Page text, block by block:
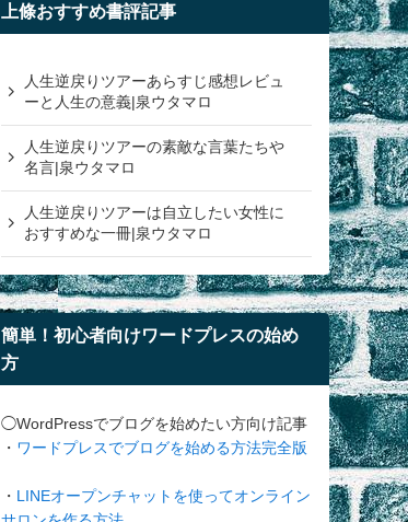
上條おすすめ書評記事
人生逆戻りツアーあらすじ感想レビュ
ーと人生の意義|泉ウタマロ
人生逆戻りツアーの素敵な言葉たちや
名言|泉ウタマロ
人生逆戻りツアーは自立したい女性に
おすすめな一冊|泉ウタマロ
簡単！初心者向けワードプレスの始め
方
◯WordPressでブログを始めたい方向け記事
・ ワードプレスでブログを始める方法完全版
・ LINEオープンチャットを使ってオンライン